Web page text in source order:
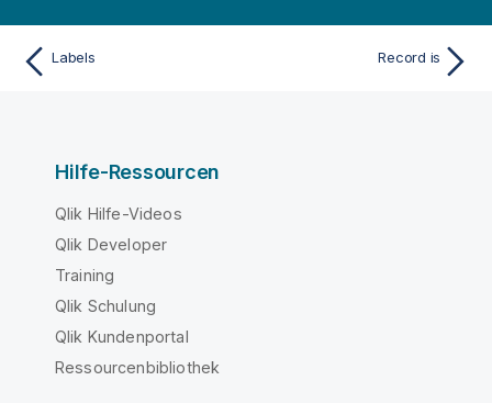
Labels Record is
Hilfe-Ressourcen
Qlik Hilfe-Videos
Qlik Developer
Training
Qlik Schulung
Qlik Kundenportal
Ressourcenbibliothek